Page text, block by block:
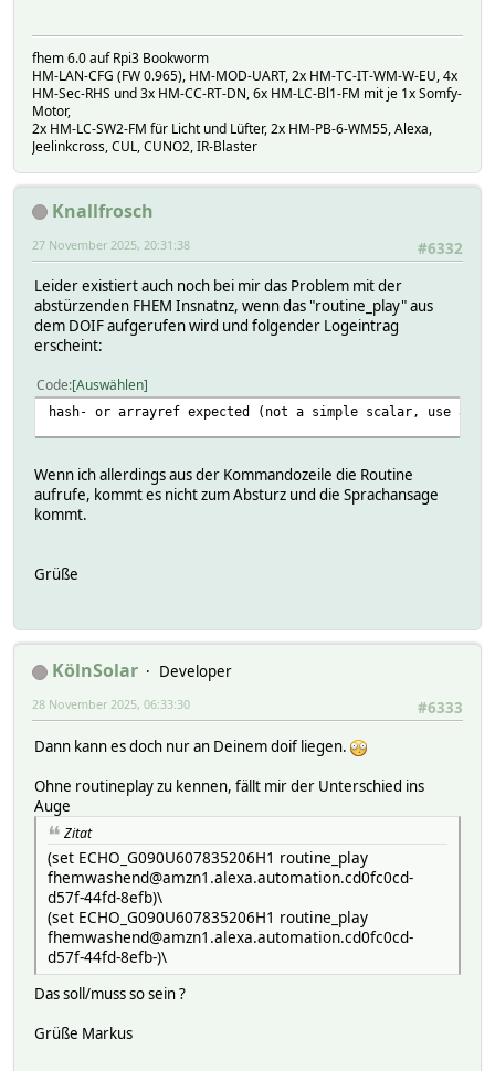
fhem 6.0 auf Rpi3 Bookworm
HM-LAN-CFG (FW 0.965), HM-MOD-UART, 2x HM-TC-IT-WM-W-EU, 4x
HM-Sec-RHS und 3x HM-CC-RT-DN, 6x HM-LC-Bl1-FM mit je 1x Somfy-
Motor,
2x HM-LC-SW2-FM für Licht und Lüfter, 2x HM-PB-6-WM55, Alexa,
Jeelinkcross, CUL, CUNO2, IR-Blaster
Knallfrosch
#6332
27 November 2025, 20:31:38
Leider existiert auch noch bei mir das Problem mit der
abstürzenden FHEM Insnatnz, wenn das "routine_play" aus
dem DOIF aufgerufen wird und folgender Logeintrag
erscheint:
Code Auswählen
hash- or arrayref expected (not a simple scalar, use
Wenn ich allerdings aus der Kommandozeile die Routine
aufrufe, kommt es nicht zum Absturz und die Sprachansage
kommt.
Grüße
KölnSolar
Developer
#6333
28 November 2025, 06:33:30
Dann kann es doch nur an Deinem doif liegen.
Ohne routineplay zu kennen, fällt mir der Unterschied ins
Auge
Zitat
(set ECHO_G090U607835206H1 routine_play
fhemwashend@amzn1.alexa.automation.cd0fc0cd-
d57f-44fd-8efb)\
(set ECHO_G090U607835206H1 routine_play
fhemwashend@amzn1.alexa.automation.cd0fc0cd-
d57f-44fd-8efb-)\
Das soll/muss so sein ?
Grüße Markus